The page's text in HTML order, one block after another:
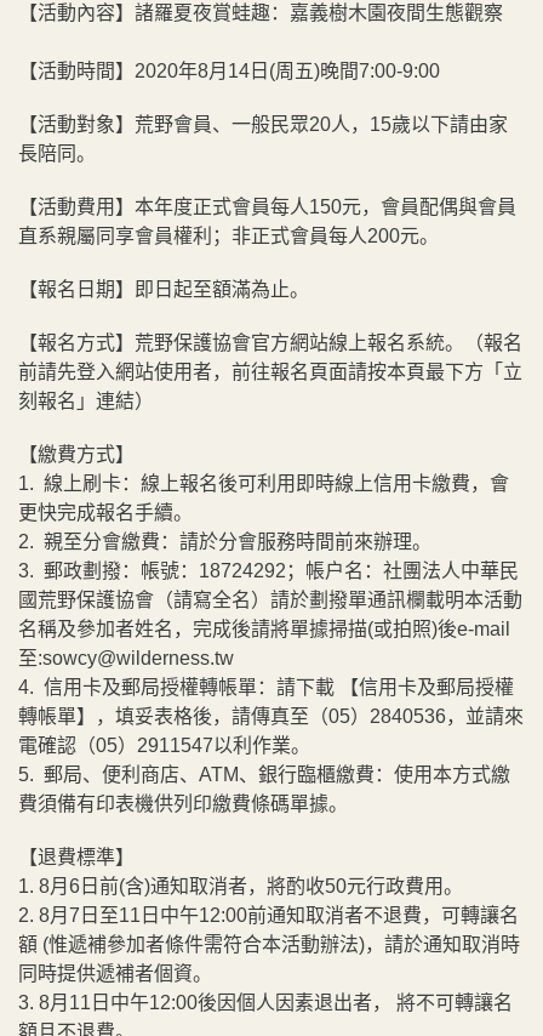
【活動內容】諸羅夏夜賞蛙趣：嘉義樹木園夜間生態觀察
【活動時間】2020年8月14日(周五)晚間7:00-9:00
【活動對象】荒野會員、一般民眾20人，15歲以下請由家
長陪同。
【活動費用】本年度正式會員每人150元，會員配偶與會員
直系親屬同享會員權利；非正式會員每人200元。
【報名日期】即日起至額滿為止。
【報名方式】荒野保護協會官方網站線上報名系統。（報名
前請先登入網站使用者，前往報名頁面請按本頁最下方「立
刻報名」連結）
【繳費方式】
1. 線上刷卡：線上報名後可利用即時線上信用卡繳費，會
更快完成報名手續。
2. 親至分會繳費：請於分會服務時間前來辦理。
3. 郵政劃撥：帳號：18724292；帳戶名：社團法人中華民
國荒野保護協會（請寫全名）請於劃撥單通訊欄載明本活動
名稱及參加者姓名，完成後請將單據掃描(或拍照)後e-mail
至:sowcy@wilderness.tw
4. 信用卡及郵局授權轉帳單：請下載 【信用卡及郵局授權
轉帳單】，填妥表格後，請傳真至（05）2840536，並請來
電確認（05）2911547以利作業。
5. 郵局、便利商店、ATM、銀行臨櫃繳費：使用本方式繳
費須備有印表機供列印繳費條碼單據。
【退費標準】
1. 8月6日前(含)通知取消者，將酌收50元行政費用。
2. 8月7日至11日中午12:00前通知取消者不退費，可轉讓名
額 (惟遞補參加者條件需符合本活動辦法)，請於通知取消時
同時提供遞補者個資。
3. 8月11日中午12:00後因個人因素退出者， 將不可轉讓名
額且不退費。